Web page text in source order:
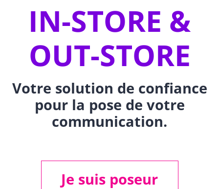
IN-STORE &
OUT-STORE
Votre solution de confiance
pour la pose de votre
communication.
Je suis poseur